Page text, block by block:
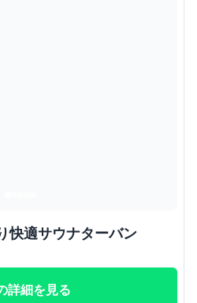
快適サウナターバン
詳細を見る